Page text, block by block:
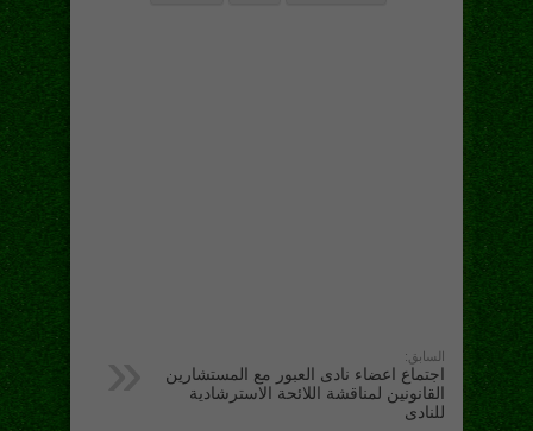
السابق:
اجتماع اعضاء نادى العبور مع المستشارين
القانونين لمناقشة اللائحة الاسترشادية
للنادى